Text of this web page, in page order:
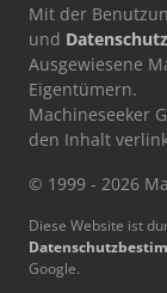
Mit der
und
Ausgewiesene
Eigentümern.
Machineseeker
den Inhalt
© 1999 - 2026
Diese Website ist
Google.